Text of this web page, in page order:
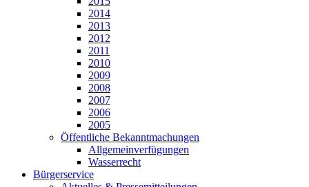
2014
2013
2012
2011
2010
2009
2008
2007
2006
2005
Öffentliche Bekanntmachungen
Allgemeinverfügungen
Wasserrecht
Bürgerservice